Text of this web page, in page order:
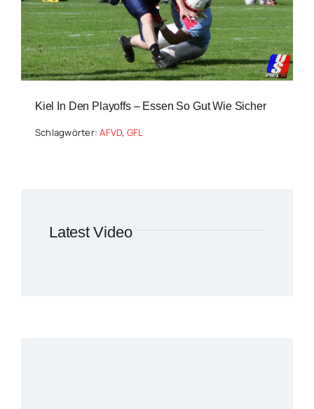
Kiel In Den Playoffs – Essen So Gut Wie Sicher
Schlagwörter:AFVD, GFL
Latest Video